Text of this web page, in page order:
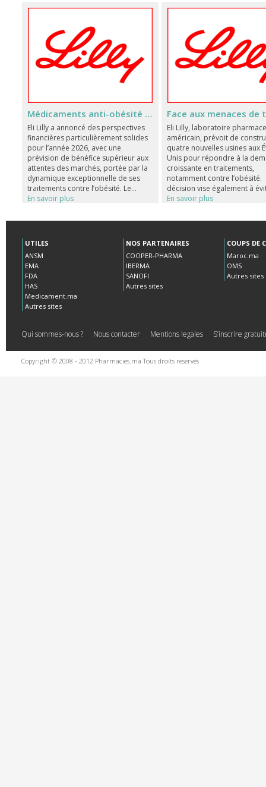
Médicaments anti-obésité : Eli Lilly affiche des perspectives financières record
Eli Lilly a annoncé des perspectives
financières particulièrement solides
pour l’année 2026, avec une
prévision de bénéfice supérieur aux
attentes des marchés, portée par la
dynamique exceptionnelle de ses
traitements contre l’obésité. Le...
En savoir plus
Eli Lilly, laboratoire
américain, prévoit de
quatre nouvelles usines aux
Unis pour répondre à la
croissante en traitements,
notamment contre l’obésité.
décision vise également à
En savoir plus
UTILES
ANSM
EMA
FDA
HAS
Medicament.ma
Autres sites
NOS PARTENAIRES
COOPER-PHARMA
IBERMA
SANOFI
Autres sites
COUPS DE
Maroc.ma
OMS
Autres sites
Qui sommes-nous ? Nous contacter Mentions legales S’inscrire
Copyright © 2008 - 2012 Pharmacies.ma Tous droits reservés